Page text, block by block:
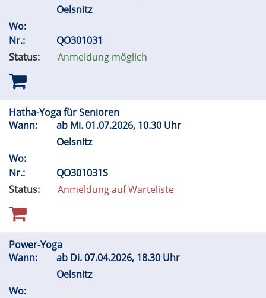
Oelsnitz
Wo:
Nr.:
QO301031
Status:
Anmeldung möglich
Hatha-Yoga für Senioren
Wann:
ab Mi.01.07.2026, 10.30 Uhr
Oelsnitz
Wo:
Nr.:
QO301031S
Status:
Anmeldung auf Warteliste
Power-Yoga
Wann:
ab Di.07.04.2026, 18.30 Uhr
Oelsnitz
Wo: